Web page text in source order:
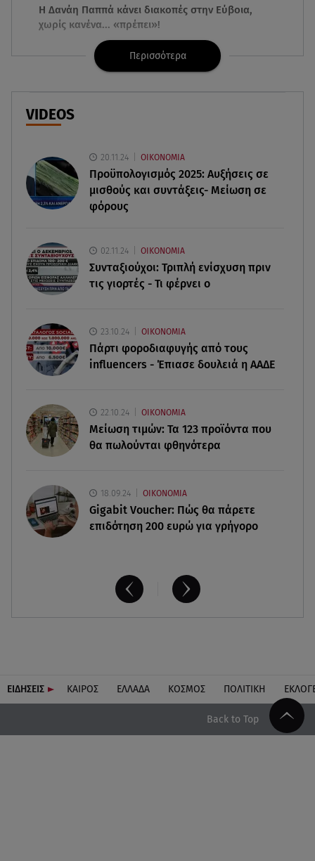
Η Δανάη Παππά κάνει διακοπές στην Εύβοια,
χωρίς κανένα... «πρέπει»!
06.08.26 , 10:00
Eύκολη νηστίσιμη συνταγή για
γαριδομακαρονάδα με λευκή σάλτσα
06.08.26 , 09:56
βεντάλια που δεν αποχωρίστηκε
06.08.26 , 09:17
Λιάγκας - Αντωνά: Φωτογραφίες από τις glam
06.08.26 , 09:13
Σάκης Ρουβάς: Άφησε τη σκηνή και φόρεσε
στολή μελισσοκόμου στην Κύθνο
Nissan Qashqai e-POWER: Ρεκόρ Guinness για
την αυτονομία του
Λάμπρος Κωνσταντάρας: «Τα πρώτα μου
γενέθλια που δεν θα με πάρεις τηλέφωνο»
Περισσότερα
VIDEOS
20.11.24 ΟΙΚΟΝΟΜΙΑ
Προϋπολογισμός 2025: Αυξήσεις σε
μισθούς και συντάξεις- Μείωση σε
φόρους
02.11.24 ΟΙΚΟΝΟΜΙΑ
Συνταξιούχοι: Τριπλή ενίσχυση πριν
τις γιορτές - Τι φέρνει ο
23.10.24 ΟΙΚΟΝΟΜΙΑ
Πάρτι φοροδιαφυγής από τους
influencers - Έπιασε δουλειά η ΑΑΔΕ
22.10.24 ΟΙΚΟΝΟΜΙΑ
Μείωση τιμών: Τα 123 προϊόντα που
θα πωλούνται φθηνότερα
18.09.24 ΟΙΚΟΝΟΜΙΑ
Gigabit Voucher: Πώς θα πάρετε
επιδότηση 200 ευρώ για γρήγορο
ΕΙΔΗΣΕΙΣ ΚΑΙΡΟΣ ΕΛΛΑΔΑ ΚΟΣΜΟΣ ΠΟΛΙΤΙΚΗ
Back to Top